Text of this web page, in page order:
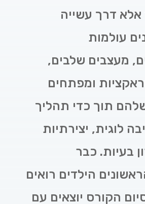
אלא דרך עשייה
עולמות
מעצבים שלבים,
ומפתחים
תוך כדי תהליך
לוגית, יצירתיות
בעיות. כבר
הילדים רואים
הקורס יוצאים עם